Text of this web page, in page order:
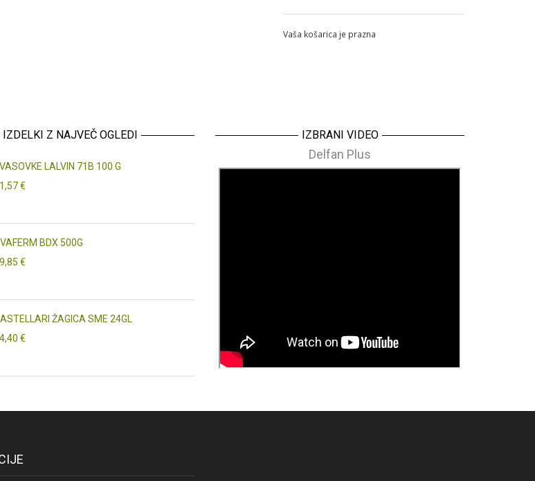
Vaša košarica je prazna
IZDELKI Z NAJVEČ OGLEDI
LALVIN 71B 100 G
€
BDX 500G
€
ŽAGICA SME 24GL
€
IZBRANI VIDEO
Delfan Plus